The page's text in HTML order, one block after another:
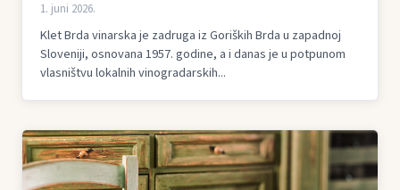
1. juni 2026.
Klet Brda vinarska je zadruga iz Goriških Brda u zapadnoj
Sloveniji, osnovana 1957. godine, a i danas je u potpunom
vlasništvu lokalnih vinogradarskih...